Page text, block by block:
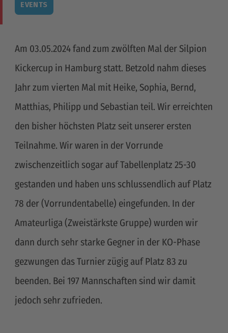
EVENTS
Am 03.05.2024 fand zum zwölften Mal der Silpion
Kickercup in Hamburg statt. Betzold nahm dieses
Jahr zum vierten Mal mit Heike, Sophia, Bernd,
Matthias, Philipp und Sebastian teil. Wir erreichten
den bisher höchsten Platz seit unserer ersten
Teilnahme. Wir waren in der Vorrunde
zwischenzeitlich sogar auf Tabellenplatz 25-30
gestanden und haben uns schlussendlich auf Platz
78 der (Vorrundentabelle) eingefunden. In der
Amateurliga (Zweistärkste Gruppe) wurden wir
dann durch sehr starke Gegner in der KO-Phase
gezwungen das Turnier zügig auf Platz 83 zu
beenden. Bei 197 Mannschaften sind wir damit
jedoch sehr zufrieden.